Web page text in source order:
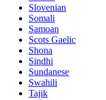
Slovenian
Somali
Samoan
Scots Gaelic
Shona
Sindhi
Sundanese
Swahili
Tajik